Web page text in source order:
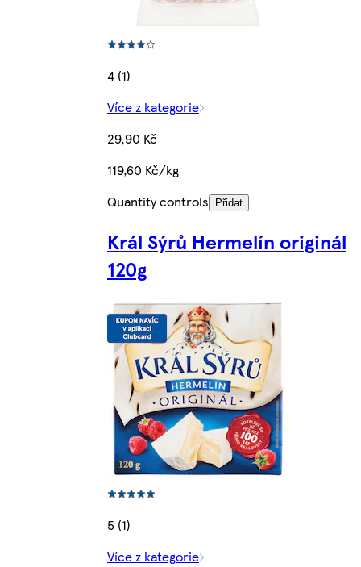
4 (1)
Více z kategorie
29,90 Kč
119,60 Kč/kg
Quantity controls
Přidat
Král Sýrů Hermelín originál
120g
5 (1)
Více z kategorie